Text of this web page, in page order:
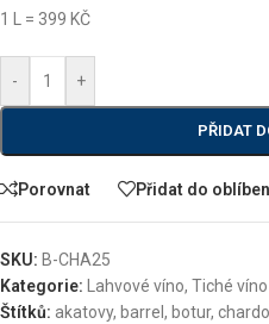
1 L = 399 KČ
- +
PŘIDAT
Porovnat Přidat do
SKU: B-CHA25
Kategorie: Lahvové víno, Tiché víno
Štítků: akatovy, barrel , botur,